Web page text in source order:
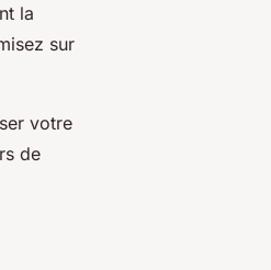
la
sur
votre
de